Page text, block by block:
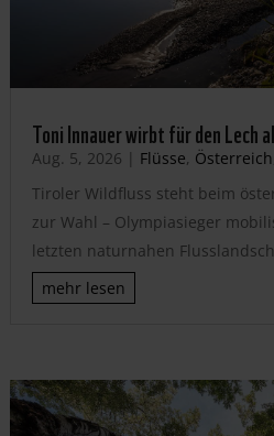
Toni Innauer wirbt für den Lech
Aug. 5, 2026 | Flüsse, Österreich
Tiroler Wildfluss steht beim
zur Wahl – Olympiasieger
letzten naturnahen
mehr lesen